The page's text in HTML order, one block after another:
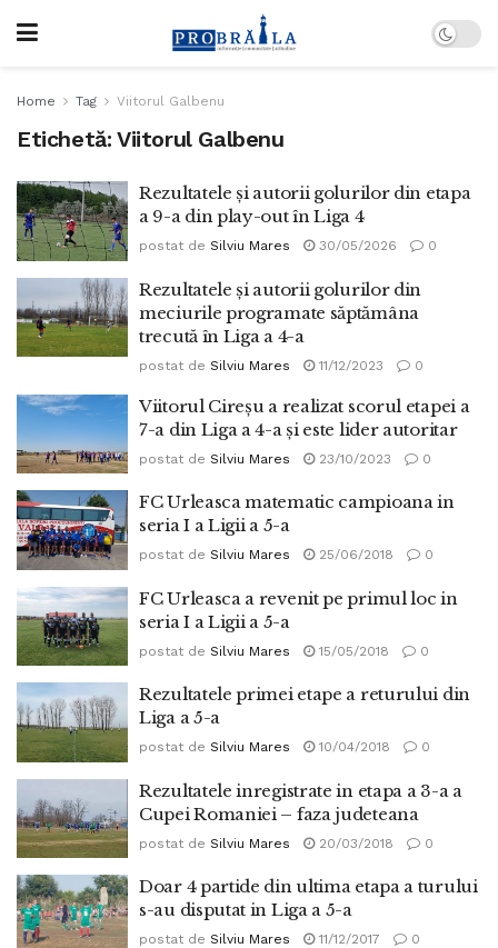
Home Tag Viitorul Galbenu
Etichetă: Viitorul Galbenu
Rezultatele și autorii golurilor din etapa
a 9-a din play-out în Liga 4
postat de Silviu Mares 30/05/2026 0
Rezultatele și autorii golurilor din
meciurile programate săptămâna
trecută în Liga a 4-a
postat de Silviu Mares 11/12/2023 0
Viitorul Cireșu a realizat scorul etapei a
7-a din Liga a 4-a și este lider autoritar
postat de Silviu Mares 23/10/2023 0
FC Urleasca matematic campioana in
seria I a Ligii a 5-a
postat de Silviu Mares 25/06/2018 0
FC Urleasca a revenit pe primul loc in
seria I a Ligii a 5-a
postat de Silviu Mares 15/05/2018 0
Rezultatele primei etape a returului din
Liga a 5-a
postat de Silviu Mares 10/04/2018 0
Rezultatele inregistrate in etapa a 3-a a
Cupei Romaniei – faza judeteana
postat de Silviu Mares 20/03/2018 0
Doar 4 partide din ultima etapa a turului
s-au disputat in Liga a 5-a
postat de Silviu Mares 11/12/2017 0